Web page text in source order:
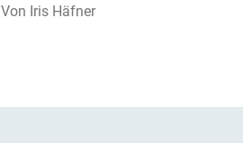
Iris Häfner